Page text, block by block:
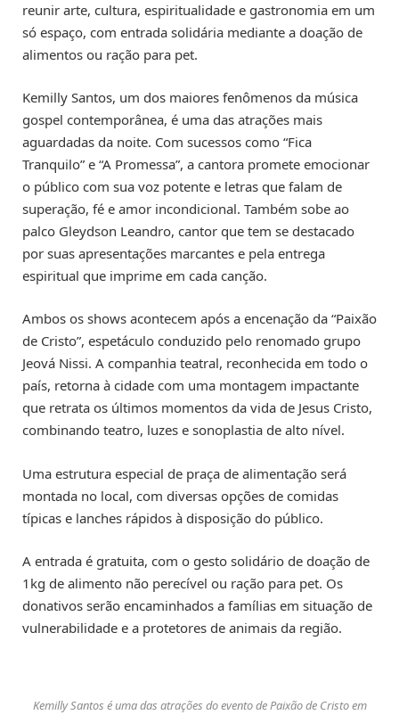
reunir arte, cultura, espiritualidade e gastronomia em um
só espaço, com entrada solidária mediante a doação de
alimentos ou ração para pet.
Kemilly Santos, um dos maiores fenômenos da música
gospel contemporânea, é uma das atrações mais
aguardadas da noite. Com sucessos como “Fica
Tranquilo” e “A Promessa”, a cantora promete emocionar
o público com sua voz potente e letras que falam de
superação, fé e amor incondicional. Também sobe ao
palco Gleydson Leandro, cantor que tem se destacado
por suas apresentações marcantes e pela entrega
espiritual que imprime em cada canção.
Ambos os shows acontecem após a encenação da “Paixão
de Cristo”, espetáculo conduzido pelo renomado grupo
Jeová Nissi. A companhia teatral, reconhecida em todo o
país, retorna à cidade com uma montagem impactante
que retrata os últimos momentos da vida de Jesus Cristo,
combinando teatro, luzes e sonoplastia de alto nível.
Uma estrutura especial de praça de alimentação será
montada no local, com diversas opções de comidas
típicas e lanches rápidos à disposição do público.
A entrada é gratuita, com o gesto solidário de doação de
1kg de alimento não perecível ou ração para pet. Os
donativos serão encaminhados a famílias em situação de
vulnerabilidade e a protetores de animais da região.
Kemilly Santos é uma das atrações do evento de Paixão de Cristo em